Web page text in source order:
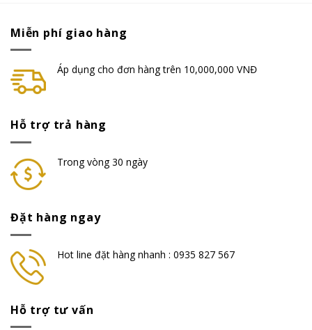
Miễn phí giao hàng
Áp dụng cho đơn hàng trên 10,000,000 VNĐ
Hỗ trợ trả hàng
Trong vòng 30 ngày
Đặt hàng ngay
Hot line đặt hàng nhanh : 0935 827 567
Hỗ trợ tư vấn